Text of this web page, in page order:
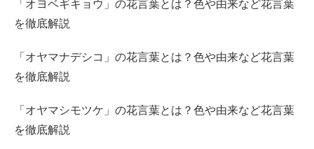
「オヨベギキョウ」の花言葉とは？色や由来など花言葉
を徹底解説
「オヤマナデシコ」の花言葉とは？色や由来など花言葉
を徹底解説
「オヤマシモツケ」の花言葉とは？色や由来など花言葉
を徹底解説